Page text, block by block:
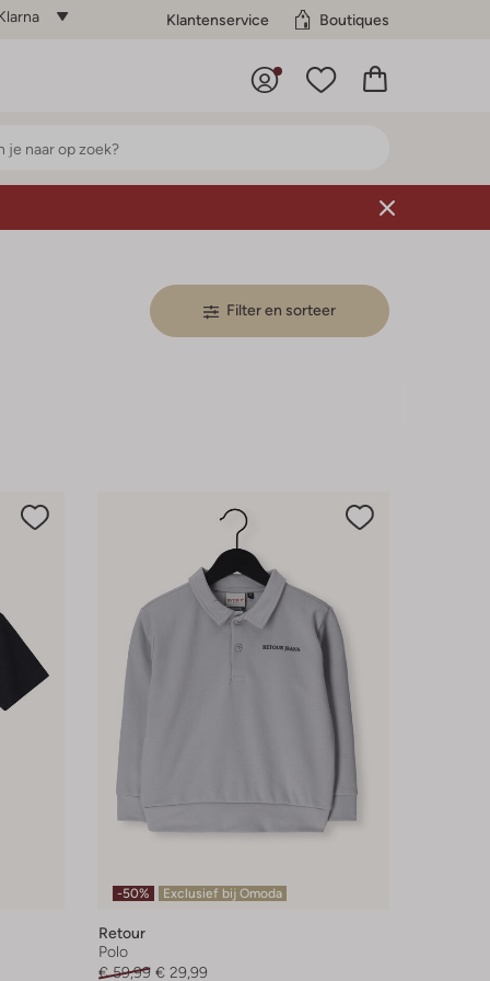
Klantenservice Boutiques
Filter en sorteer
-50% Exclusief bij Omoda
Retour
Polo
€ 59,99 € 29,99